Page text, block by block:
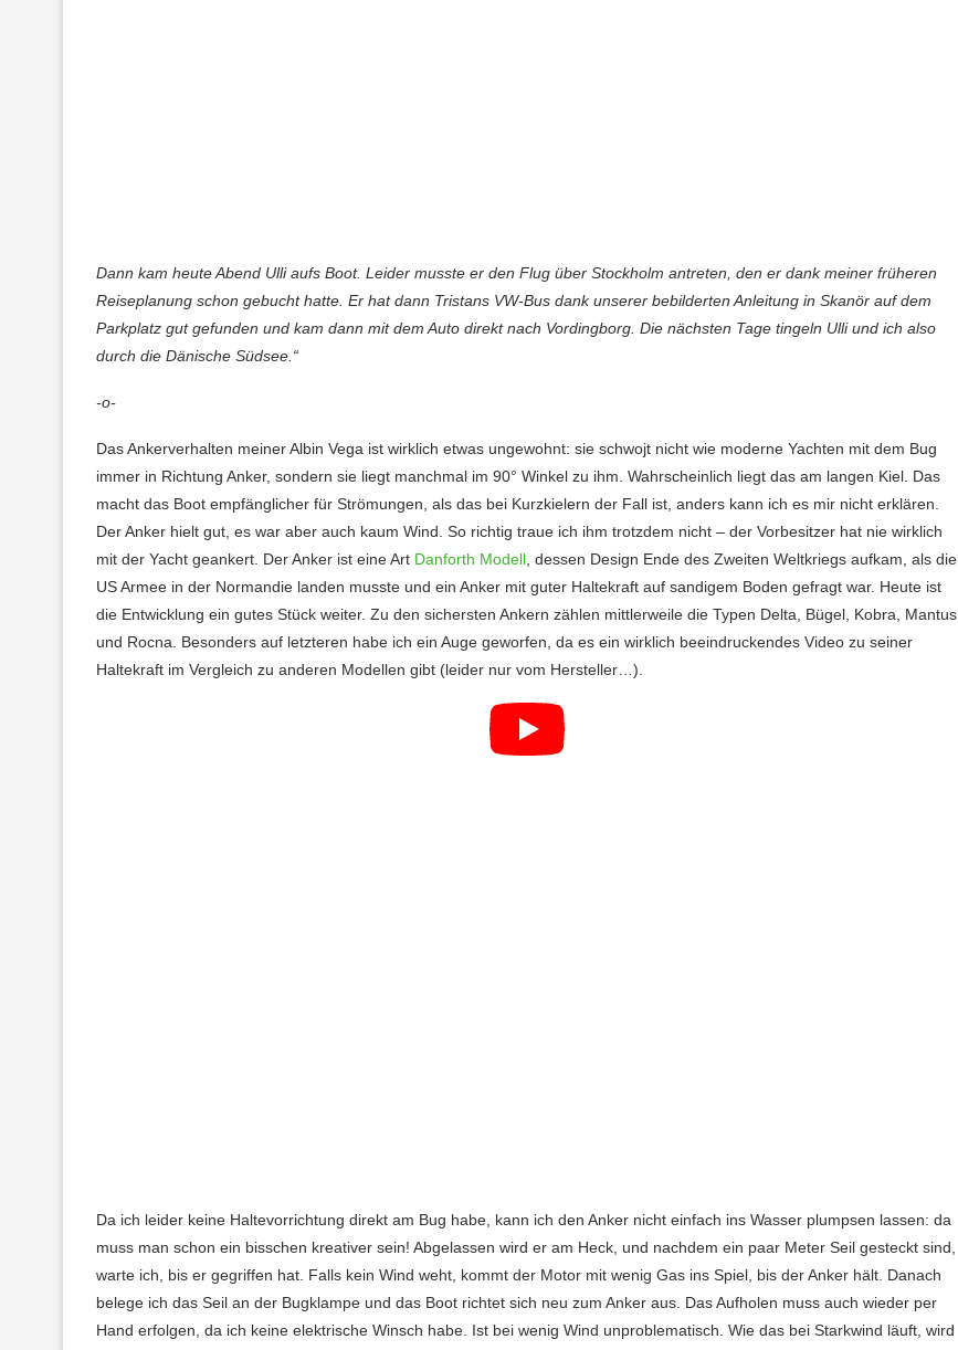
Dann kam heute Abend Ulli aufs Boot. Leider musste er den Flug über Stockholm antreten, den er dank meiner früheren
Reiseplanung schon gebucht hatte. Er hat dann Tristans VW-Bus dank unserer bebilderten Anleitung in Skanör auf dem
Parkplatz gut gefunden und kam dann mit dem Auto direkt nach Vordingborg. Die nächsten Tage tingeln Ulli und ich also
durch die Dänische Südsee.“
-o-
Das Ankerverhalten meiner Albin Vega ist wirklich etwas ungewohnt: sie schwojt nicht wie moderne Yachten mit dem Bug
immer in Richtung Anker, sondern sie liegt manchmal im 90° Winkel zu ihm. Wahrscheinlich liegt das am langen Kiel. Das
macht das Boot empfänglicher für Strömungen, als das bei Kurzkielern der Fall ist, anders kann ich es mir nicht erklären.
Der Anker hielt gut, es war aber auch kaum Wind. So richtig traue ich ihm trotzdem nicht – der Vorbesitzer hat nie wirklich
mit der Yacht geankert. Der Anker ist eine Art Danforth Modell , dessen Design Ende des Zweiten Weltkriegs aufkam, als die
US Armee in der Normandie landen musste und ein Anker mit guter Haltekraft auf sandigem Boden gefragt war. Heute ist
die Entwicklung ein gutes Stück weiter. Zu den sichersten Ankern zählen mittlerweile die Typen Delta, Bügel, Kobra, Mantus
und Rocna. Besonders auf letzteren habe ich ein Auge geworfen, da es ein wirklich beeindruckendes Video zu seiner
Haltekraft im Vergleich zu anderen Modellen gibt (leider nur vom Hersteller…).
Da ich leider keine Haltevorrichtung direkt am Bug habe, kann ich den Anker nicht einfach ins Wasser plumpsen lassen: da
muss man schon ein bisschen kreativer sein! Abgelassen wird er am Heck, und nachdem ein paar Meter Seil gesteckt sind,
warte ich, bis er gegriffen hat. Falls kein Wind weht, kommt der Motor mit wenig Gas ins Spiel, bis der Anker hält. Danach
belege ich das Seil an der Bugklampe und das Boot richtet sich neu zum Anker aus. Das Aufholen muss auch wieder per
Hand erfolgen, da ich keine elektrische Winsch habe. Ist bei wenig Wind unproblematisch. Wie das bei Starkwind läuft, wird